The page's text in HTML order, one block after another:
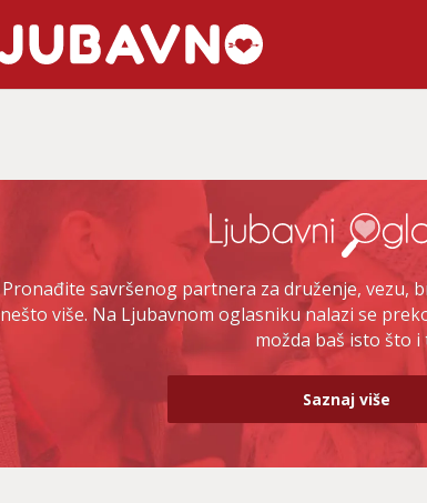
Pronađite savršenog partnera za druženje, vezu,
nešto više. Na Ljubavnom oglasniku nalazi se
možda baš isto što i
Saznaj više